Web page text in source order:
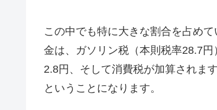
この中でも特に大きな割合を占め
金は、ガソリン税（本則税率28.7
2.8円、そして消費税が加算されま
ということになります。